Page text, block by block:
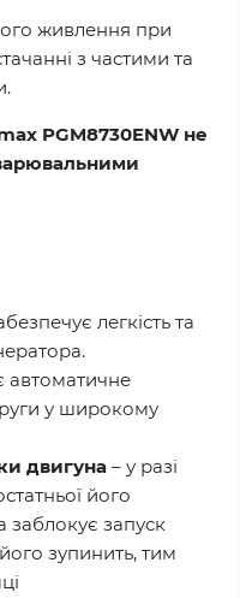
живлення при
з частими та
PGM8730ENW не
легкість та
автоматичне
у широкому
двигуна – у разі
його
заблокує запуск
зупинить, тим